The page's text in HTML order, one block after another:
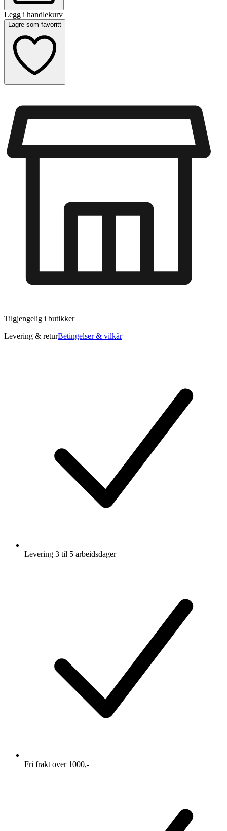
Legg i handlekurv
Lagre som favoritt
Tilgjengelig i butikker
Levering & returBetingelser & vilkår
Levering 3 til 5 arbeidsdager
Fri frakt over 1000,-